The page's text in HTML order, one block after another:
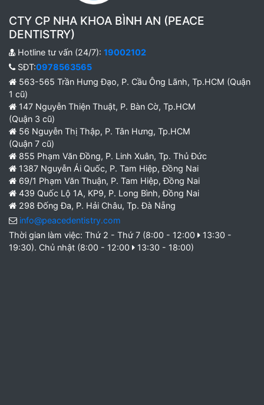
CTY CP NHA KHOA BÌNH AN (PEACE
DENTISTRY)
Hotline tư vấn (24/7): 19002102
SĐT:0978563565
563-565 Trần Hưng Đạo, P. Cầu Ông Lãnh, Tp.HCM (Quận
1 cũ)
147 Nguyễn Thiện Thuật, P. Bàn Cờ, Tp.HCM
(Quận 3 cũ)
56 Nguyễn Thị Thập, P. Tân Hưng, Tp.HCM
(Quận 7 cũ)
855 Phạm Văn Đồng, P. Linh Xuân, Tp. Thủ Đức
1387 Nguyễn Ái Quốc, P. Tam Hiệp, Đồng Nai
69/1 Phạm Văn Thuận, P. Tam Hiệp, Đồng Nai
439 Quốc Lộ 1A, KP9, P. Long Bình, Đồng Nai
298 Đống Đa, P. Hải Châu, Tp. Đà Nẵng
info@peacedentistry.com
Thời gian làm việc: Thứ 2 - Thứ 7 (8:00 - 12:00
13:30 -
19:30). Chủ nhật (8:00 - 12:00
13:30 - 18:00)